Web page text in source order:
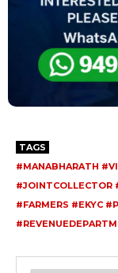
TAGS
#MANABHARATH
#JOINTCOLLECTOR
#FARMERS #EKYC